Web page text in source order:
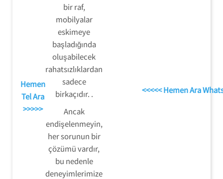
Hemen
Tel Ara
>>>>>
bir raf,
mobilyalar
eskimeye
başladığında
oluşabilecek
rahatsızlıklardan
sadece
birkaçıdır. .
Ancak
endişelenmeyin,
her sorunun bir
çözümü vardır,
bu nedenle
deneyimlerimize
<<<<< Hemen Ara